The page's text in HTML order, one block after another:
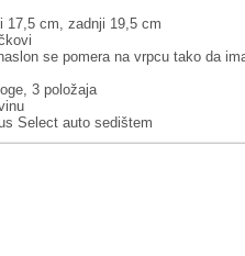
17,5 cm, zadnji 19,5 cm
se pomera na vrpcu tako da
3 položaja
Select auto sedištem